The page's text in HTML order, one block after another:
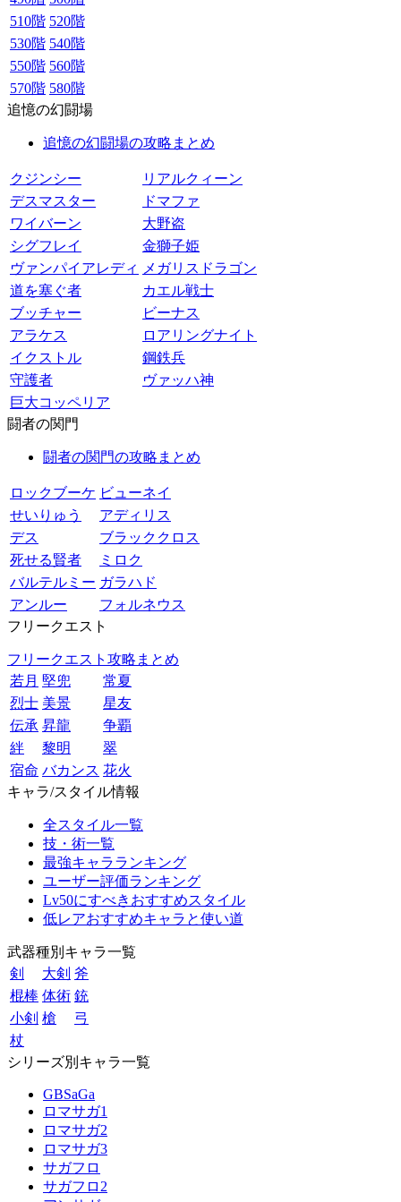
510階 520階
530階 540階
550階 560階
570階 580階
追憶の幻闘場
追憶の幻闘場の攻略まとめ
クジンシー
リアルクィーン
デスマスター
ドマファ
ワイバーン
大野盗
シグフレイ
金獅子姫
ヴァンパイアレディ
メガリスドラゴン
道を塞ぐ者
カエル戦士
ブッチャー
ビーナス
アラケス
ロアリングナイト
イクストル
鋼鉄兵
守護者
ヴァッハ神
巨大コッペリア
闘者の関門
闘者の関門の攻略まとめ
ロックブーケ ビューネイ
せいりゅう
アディリス
デス
ブラッククロス
死せる賢者
ミロク
バルテルミー ガラハド
アンルー
フォルネウス
フリークエスト
フリークエスト攻略まとめ
若月 堅兜
常夏
烈士 美景
星友
伝承 昇龍
争覇
絆
黎明
翠
宿命 バカンス 花火
キャラ/スタイル情報
全スタイル一覧
技・術一覧
最強キャラランキング
ユーザー評価ランキング
Lv50にすべきおすすめスタイル
低レアおすすめキャラと使い道
武器種別キャラ一覧
剣
大剣 斧
棍棒 体術 銃
小剣 槍
弓
杖
シリーズ別キャラ一覧
GBSaGa
ロマサガ1
ロマサガ2
ロマサガ3
サガフロ
サガフロ2